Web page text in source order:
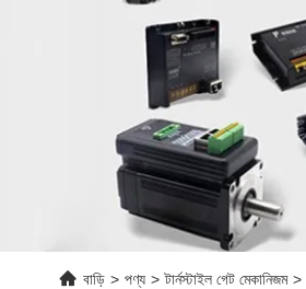
বাড়ি > পণ্য > টার্নস্টাইল গেট মেকানিজম >